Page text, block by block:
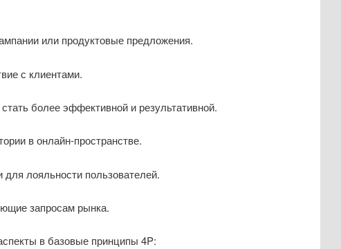
или продуктовые предложения.
с клиентами.
более эффективной и результативной.
в онлайн-пространстве.
лояльности пользователей.
запросам рынка.
в базовые принципы 4P: